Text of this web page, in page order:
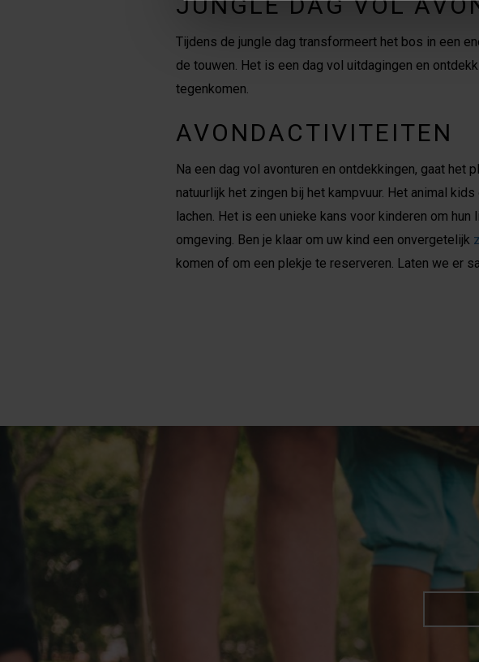
Tijdens de jungle dag transformeert het bos in een
de touwen. Het is een dag vol uitdagingen en
tegenkomen.
AVONDACTIVITEITEN
Na een dag vol avonturen en ontdekkingen, gaat
natuurlijk het zingen bij het kampvuur. Het animal
lachen. Het is een unieke kans voor kinderen om
omgeving. Ben je klaar om uw kind een onvergetelijk
komen of om een plekje te reserveren. Laten we er